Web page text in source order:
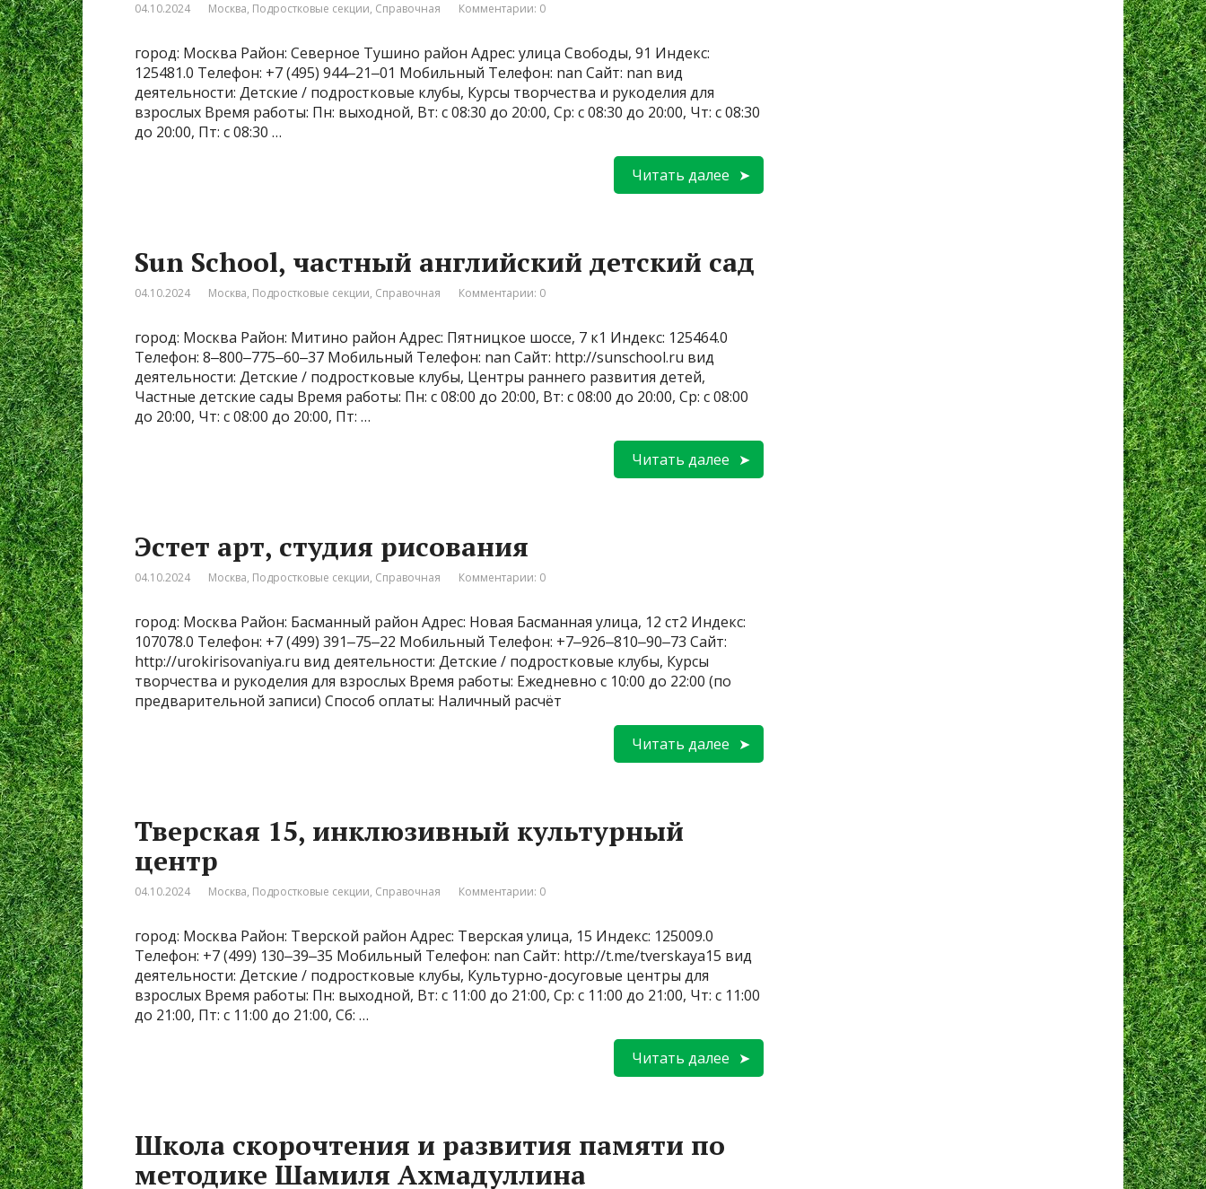
04.10.2024 Москва, Подростковые секции, Справочная Комментарии: 0
город: Москва Район: Северное Тушино район Адрес: улица Свободы, 91 Индекс:
125481.0 Телефон: +7 (495) 944‒21‒01 Мобильный Телефон: nan Сайт: nan вид
деятельности: Детские / подростковые клубы, Курсы творчества и рукоделия для
взрослых Время работы: Пн: выходной, Вт: с 08:30 до 20:00, Ср: с 08:30 до 20:00, Чт: с 08:30
до 20:00, Пт: с 08:30 …
Читать далее
Sun School, частный английский детский сад
04.10.2024 Москва, Подростковые секции, Справочная Комментарии: 0
город: Москва Район: Митино район Адрес: Пятницкое шоссе, 7 к1 Индекс: 125464.0
Телефон: 8‒800‒775‒60‒37 Мобильный Телефон: nan Сайт: http://sunschool.ru вид
деятельности: Детские / подростковые клубы, Центры раннего развития детей,
Частные детские сады Время работы: Пн: с 08:00 до 20:00, Вт: с 08:00 до 20:00, Ср: с 08:00
до 20:00, Чт: с 08:00 до 20:00, Пт: …
Читать далее
Эстет арт, студия рисования
04.10.2024 Москва, Подростковые секции, Справочная Комментарии: 0
город: Москва Район: Басманный район Адрес: Новая Басманная улица, 12 ст2 Индекс:
107078.0 Телефон: +7 (499) 391‒75‒22 Мобильный Телефон: +7‒926‒810‒90‒73 Сайт:
http://urokirisovaniya.ru вид деятельности: Детские / подростковые клубы, Курсы
творчества и рукоделия для взрослых Время работы: Ежедневно с 10:00 до 22:00 (по
предварительной записи) Способ оплаты: Наличный расчёт
Читать далее
Тверская 15, инклюзивный культурный
центр
04.10.2024 Москва, Подростковые секции, Справочная Комментарии: 0
город: Москва Район: Тверской район Адрес: Тверская улица, 15 Индекс: 125009.0
Телефон: +7 (499) 130‒39‒35 Мобильный Телефон: nan Сайт: http://t.me/tverskaya15 вид
деятельности: Детские / подростковые клубы, Культурно-досуговые центры для
взрослых Время работы: Пн: выходной, Вт: с 11:00 до 21:00, Ср: с 11:00 до 21:00, Чт: с 11:00
до 21:00, Пт: с 11:00 до 21:00, Сб: …
Читать далее
Школа скорочтения и развития памяти по
методике Шамиля Ахмадуллина